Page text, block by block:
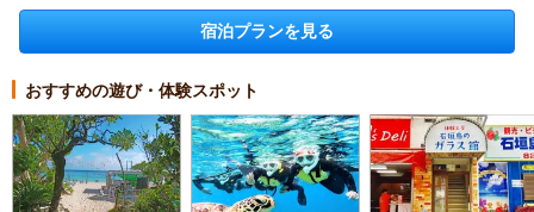
宿泊プランを見る
おすすめの遊び・体験スポット